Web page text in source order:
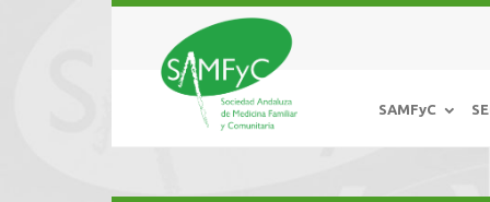
SAMFyC